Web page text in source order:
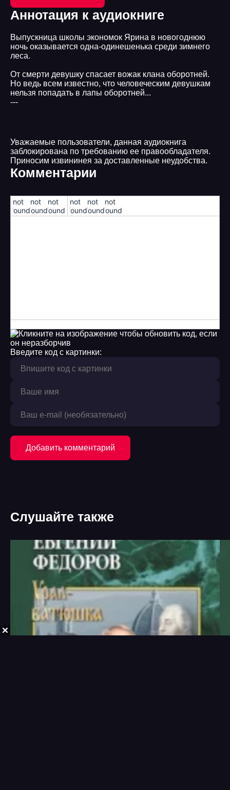
Аннотация к аудиокниге
Выпускница школы экономок Ярина в новогоднюю
ночь оказывается одна-одинешенька среди зимнего
леса.
От смерти девушку спасает вожак клана оборотней.
Но ведь всем известно, что человеческим девушкам
нельзя попадать в лапы оборотней...
---
Уважаемые пользователи, данная аудиокнига
заблокирована по требованию ее правообладателя.
Приносим извининея за доставленные неудобства.
Комментарии
!not
found!
!not
found!
!not
found!
!not
found!
!not
found!
!not
found!
Введите код с картинки:
Добавить комментарий
Слушайте также